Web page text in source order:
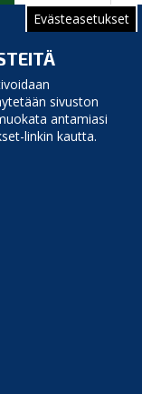
Evästeasetukset
sivuston
antamiasi
linkin kautta.
Edellinen
sivu
‹‹